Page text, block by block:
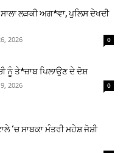
ਲੜਕੀ ਅਗ*ਵਾ, ਪੁਲਿਸ ਦੇਖਦੀ
2026 0
ਨੂੰ ਤੇ*ਜ਼ਾਬ ਪਿਲਾਉਣ ਦੇ ਦੋਸ਼
2026 0
‘ਚ ਸਾਬਕਾ ਮੰਤਰੀ ਮਹੇਸ਼ ਜੋਸ਼ੀ